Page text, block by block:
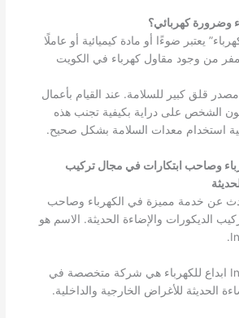
وضرورة كهربائي؟
يعتبر ضوءًا أو مادة كيميائية أو عاملًا
مفر من وجود مقاول كهرباء في الكويت
مصدر قلق كبير للسلامة. عند القيام بأعمال
الشخص على دراية بكيفية تجنب هذه
استخدام معدات السلامة بشكل صحيح.
وصاحب ابتكارات في مجال تركيب
عن خدمة مميزة في الكهرباء وصاحب
الديكورات والإضاءة الحديثة. الاسم هو
Innovations Lighting ابداع للكهرباء هي شركة متخصصة في
الحديثة للأغراض الخارجية والداخلية.